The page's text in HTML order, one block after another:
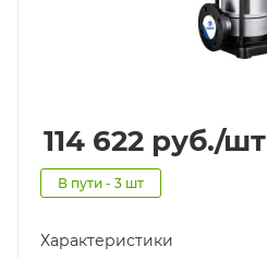
114 622 руб./шт
В пути - 3 шт
Характеристики